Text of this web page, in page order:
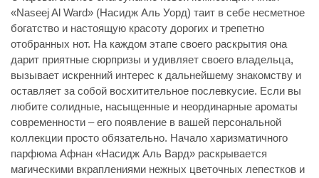
«Naseej Al Ward» (Насидж Аль Уорд) таит в себе несметное
богатство и настоящую красоту дорогих и трепетно
отобранных нот. На каждом этапе своего раскрытия она
дарит приятные сюрпризы и удивляет своего владельца,
вызывает искренний интерес к дальнейшему знакомству и
оставляет за собой восхитительное послевкусие. Если вы
любите солидные, насыщенные и неординарные ароматы
современности – его появление в вашей персональной
коллекции просто обязательно. Начало харизматичного
парфюма Афнан «Насидж Аль Вард» раскрывается
магическими вкраплениями нежных цветочных лепестков и